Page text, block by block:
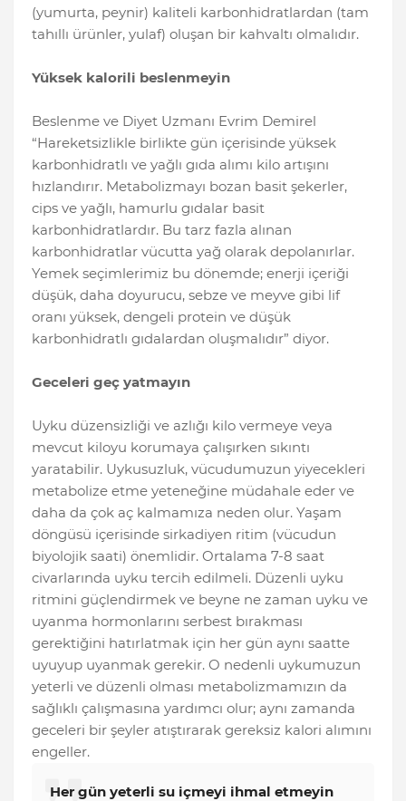
(yumurta, peynir) kaliteli karbonhidratlardan (tam
tahıllı ürünler, yulaf) oluşan bir kahvaltı olmalıdır.
Yüksek kalorili beslenmeyin
Beslenme ve Diyet Uzmanı Evrim Demirel
“Hareketsizlikle birlikte gün içerisinde yüksek
karbonhidratlı ve yağlı gıda alımı kilo artışını
hızlandırır. Metabolizmayı bozan basit şekerler,
cips ve yağlı, hamurlu gıdalar basit
karbonhidratlardır. Bu tarz fazla alınan
karbonhidratlar vücutta yağ olarak depolanırlar.
Yemek seçimlerimiz bu dönemde; enerji içeriği
düşük, daha doyurucu, sebze ve meyve gibi lif
oranı yüksek, dengeli protein ve düşük
karbonhidratlı gıdalardan oluşmalıdır” diyor.
Geceleri geç yatmayın
Uyku düzensizliği ve azlığı kilo vermeye veya
mevcut kiloyu korumaya çalışırken sıkıntı
yaratabilir. Uykusuzluk, vücudumuzun yiyecekleri
metabolize etme yeteneğine müdahale eder ve
daha da çok aç kalmamıza neden olur. Yaşam
döngüsü içerisinde sirkadiyen ritim (vücudun
biyolojik saati) önemlidir. Ortalama 7-8 saat
civarlarında uyku tercih edilmeli. Düzenli uyku
ritmini güçlendirmek ve beyne ne zaman uyku ve
uyanma hormonlarını serbest bırakması
gerektiğini hatırlatmak için her gün aynı saatte
uyuyup uyanmak gerekir. O nedenli uykumuzun
yeterli ve düzenli olması metabolizmamızın da
sağlıklı çalışmasına yardımcı olur; aynı zamanda
geceleri bir şeyler atıştırarak gereksiz kalori alımını
engeller.
Her gün yeterli su içmeyi ihmal etmeyin